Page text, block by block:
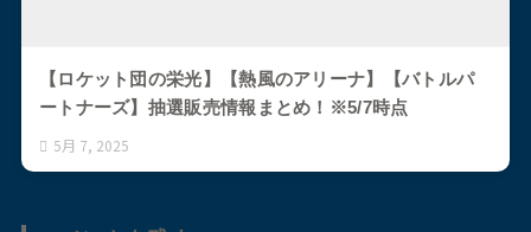
【ロケット団の栄光】【熱風のアリーナ】【バトルパ
ートナーズ】抽選販売情報まとめ！※5/7時点
5月 7, 2025